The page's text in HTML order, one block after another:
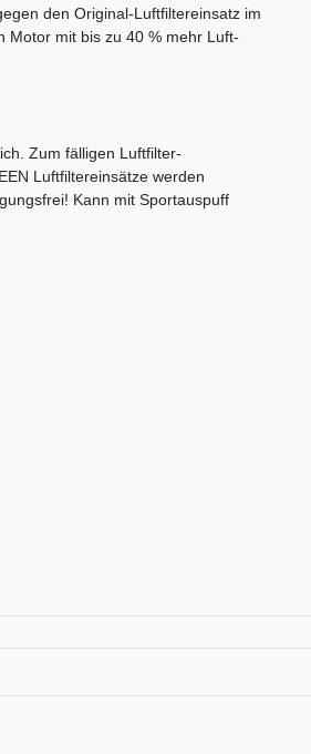
den Original-Luftfiltereinsatz im
Motor mit bis zu 40 % mehr Luft-
Zum fälligen Luftfilter-
Luftfiltereinsätze werden
Kann mit Sportauspuff